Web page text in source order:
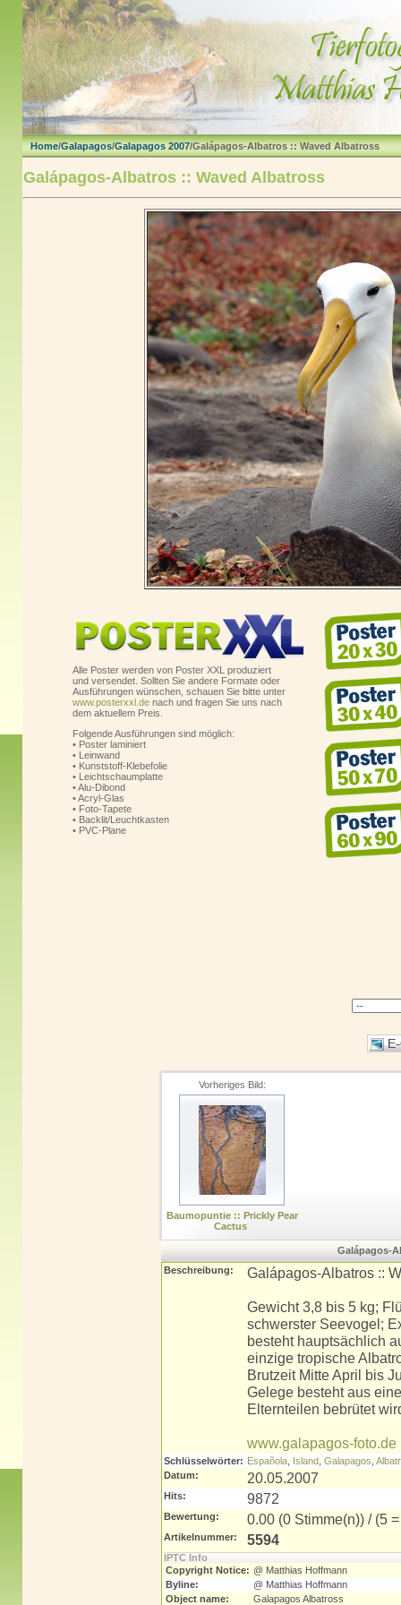
Home/Galapagos/Galapagos 2007/Galápagos-Albatros :: Waved Albatross
Galápagos-Albatros :: Waved Albatross
Alle Poster werden von Poster XXL produziert
und versendet. Sollten Sie andere Formate oder
Ausführungen wünschen, schauen Sie bitte unter
www.posterxxl.de nach und fragen Sie uns nach
dem aktuellem Preis.
Folgende Ausführungen sind möglich:
• Poster laminiert
• Leinwand
• Kunststoff-Klebefolie
• Leichtschaumplatte
• Alu-Dibond
• Acryl-Glas
• Foto-Tapete
• Backlit/Leuchtkasten
• PVC-Plane
Vorheriges Bild:
Baumopuntie :: Prickly Pear
Cactus
Galápagos-
Beschreibung:
Galápagos-Albatros ::
Gewicht 3,8 bis 5 kg;
schwerster Seevogel;
besteht hauptsächlich
einzige tropische
Brutzeit Mitte April bis
Gelege besteht aus
Elternteilen bebrütet
www.galapagos-foto.de
Schlüsselwörter: Española Island Galapagos
Datum:
20.05.2007
Hits: 9872
Bewertung: 0.00 (0 Stimme(n)) / (5
Artikelnummer: 5594
IPTC Info
Copyright Notice: @ Matthias Hoffmann
Byline:
@ Matthias Hoffmann
Object name:
Galapagos Albatross